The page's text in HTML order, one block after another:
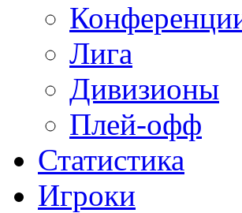
Лига
Дивизионы
Плей-офф
Статистика
Игроки